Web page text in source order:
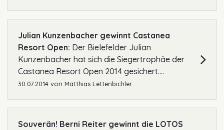
Julian Kunzenbacher gewinnt Castanea
Resort Open: Der Bielefelder Julian
Kunzenbacher hat sich die Siegertrophäe der
Castanea Resort Open 2014 gesichert....
30.07.2014 von Matthias Lettenbichler
Souverän! Berni Reiter gewinnt die LOTOS